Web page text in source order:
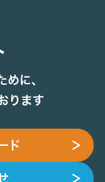
めに、
ります
ド ＞
＞